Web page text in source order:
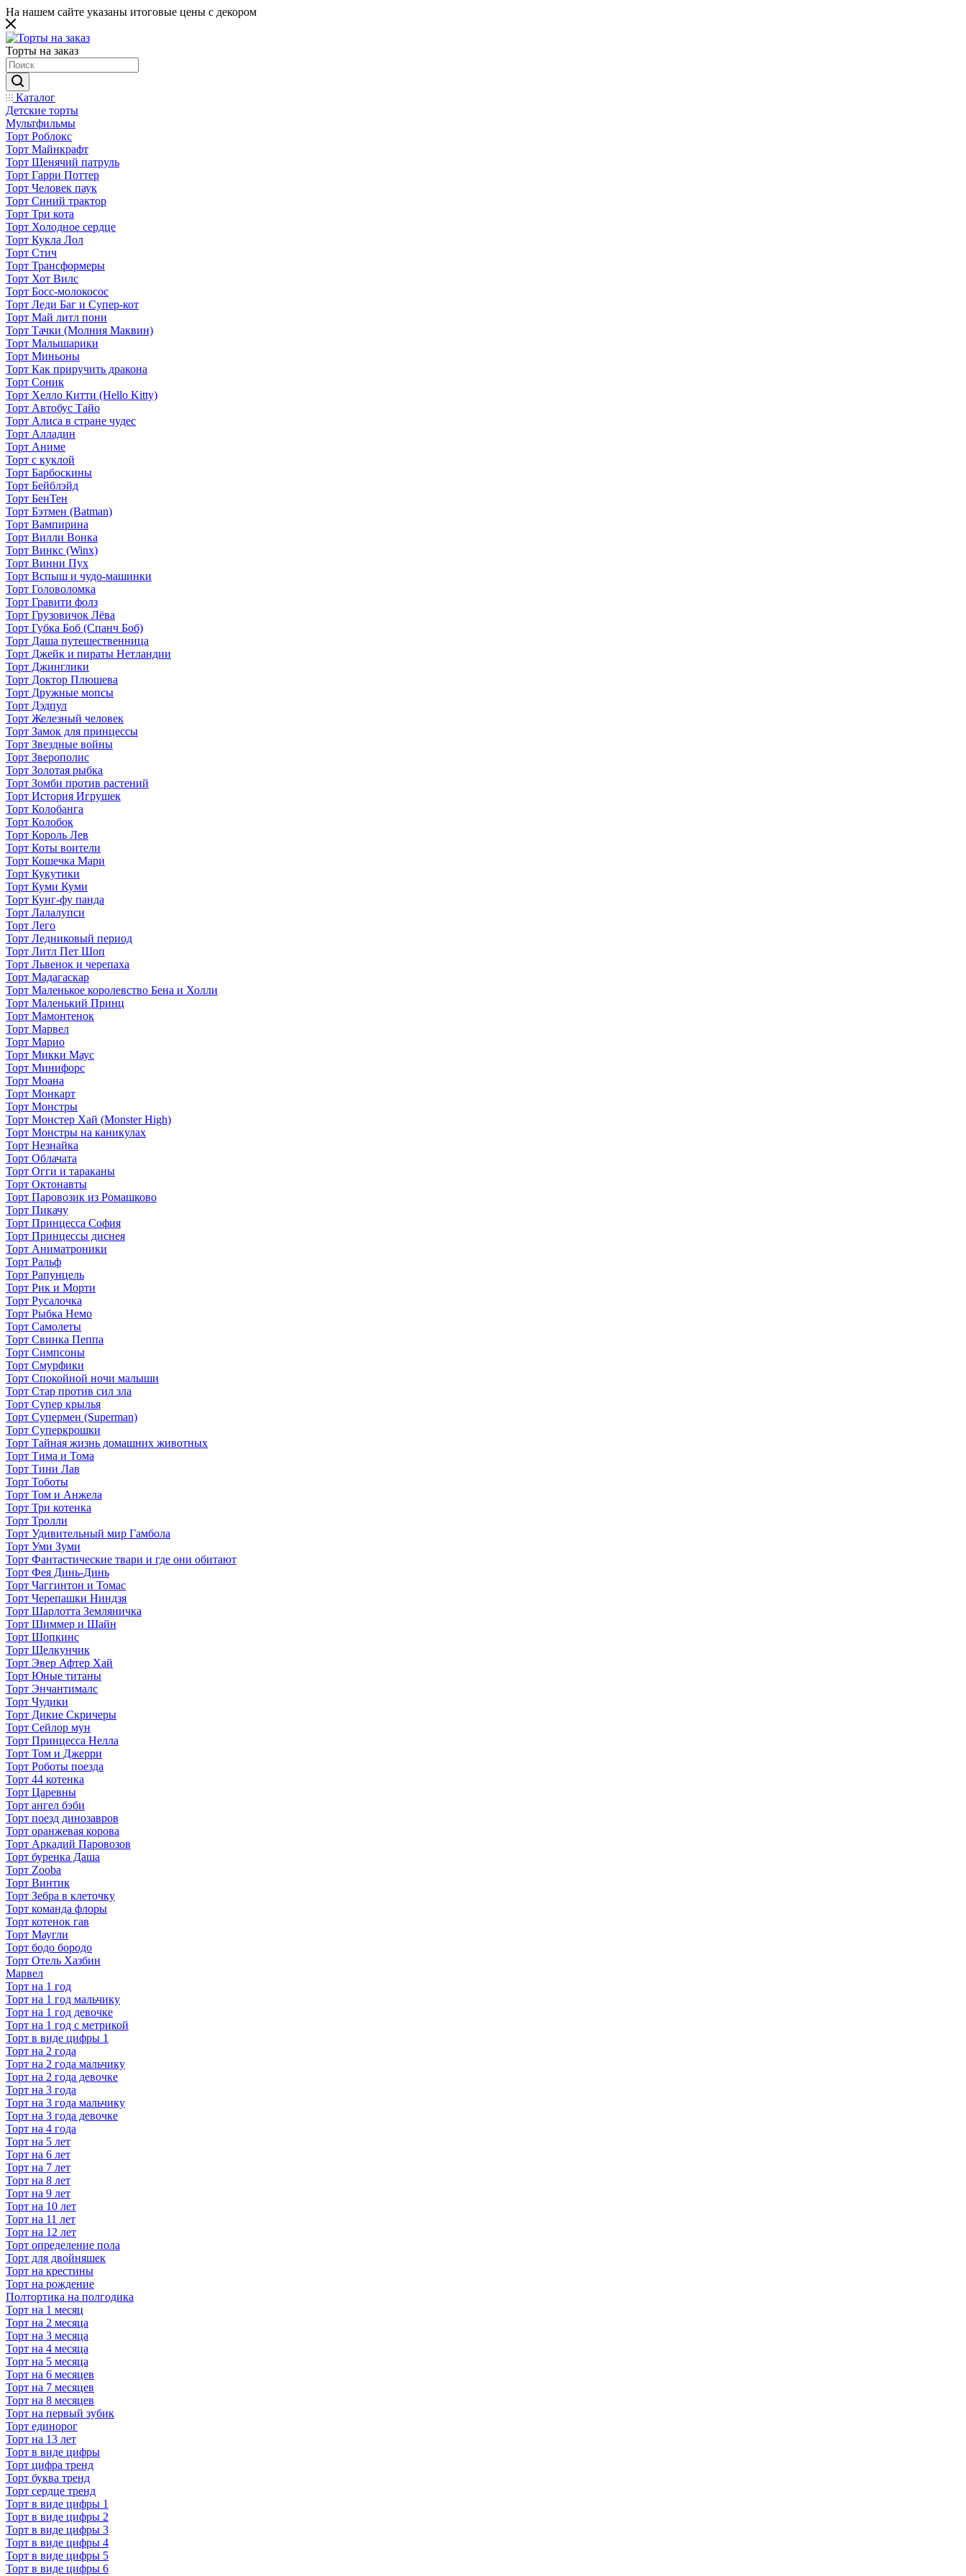
На нашем сайте указаны итоговые цены с декором
Торты на заказ
Каталог
Детские торты
Мультфильмы
Торт Роблокс
Торт Майнкрафт
Торт Щенячий патруль
Торт Гарри Поттер
Торт Человек паук
Торт Синий трактор
Торт Три кота
Торт Холодное сердце
Торт Кукла Лол
Торт Стич
Торт Трансформеры
Торт Хот Вилс
Торт Босс-молокосос
Торт Леди Баг и Супер-кот
Торт Май литл пони
Торт Тачки (Молния Маквин)
Торт Малышарики
Торт Миньоны
Торт Как приручить дракона
Торт Соник
Торт Хелло Китти (Hello Kitty)
Торт Автобус Тайо
Торт Алиса в стране чудес
Торт Алладин
Торт Аниме
Торт с куклой
Торт Барбоскины
Торт Бейблэйд
Торт БенТен
Торт Бэтмен (Batman)
Торт Вампирина
Торт Вилли Вонка
Торт Винкс (Winx)
Торт Винни Пух
Торт Вспыш и чудо-машинки
Торт Головоломка
Торт Гравити фолз
Торт Грузовичок Лёва
Торт Губка Боб (Спанч Боб)
Торт Даша путешественница
Торт Джейк и пираты Нетландии
Торт Джинглики
Торт Доктор Плюшева
Торт Дружные мопсы
Торт Дэдпул
Торт Железный человек
Торт Замок для принцессы
Торт Звездные войны
Торт Зверополис
Торт Золотая рыбка
Торт Зомби против растений
Торт История Игрушек
Торт Колобанга
Торт Колобок
Торт Король Лев
Торт Коты воители
Торт Кошечка Мари
Торт Кукутики
Торт Куми Куми
Торт Кунг-фу панда
Торт Лалалупси
Торт Лего
Торт Ледниковый период
Торт Литл Пет Шоп
Торт Львенок и черепаха
Торт Мадагаскар
Торт Маленькое королевство Бена и Холли
Торт Маленький Принц
Торт Мамонтенок
Торт Марвел
Торт Марио
Торт Микки Маус
Торт Минифорс
Торт Моана
Торт Монкарт
Торт Монстры
Торт Монстер Хай (Monster High)
Торт Монстры на каникулах
Торт Незнайка
Торт Облачата
Торт Огги и тараканы
Торт Октонавты
Торт Паровозик из Ромашково
Торт Пикачу
Торт Принцесса София
Торт Принцессы диснея
Торт Аниматроники
Торт Ральф
Торт Рапунцель
Торт Рик и Морти
Торт Русалочка
Торт Рыбка Немо
Торт Самолеты
Торт Свинка Пеппа
Торт Симпсоны
Торт Смурфики
Торт Спокойной ночи малыши
Торт Стар против сил зла
Торт Супер крылья
Торт Супермен (Superman)
Торт Суперкрошки
Торт Тайная жизнь домашних животных
Торт Тима и Тома
Торт Тини Лав
Торт Тоботы
Торт Том и Анжела
Торт Три котенка
Торт Тролли
Торт Удивительный мир Гамбола
Торт Уми Зуми
Торт Фантастические твари и где они обитают
Торт Фея Динь-Динь
Торт Чаггинтон и Томас
Торт Черепашки Ниндзя
Торт Шарлотта Земляничка
Торт Шиммер и Шайн
Торт Шопкинс
Торт Щелкунчик
Торт Эвер Афтер Хай
Торт Юные титаны
Торт Энчантималс
Торт Чудики
Торт Дикие Скричеры
Торт Сейлор мун
Торт Принцесса Нелла
Торт Том и Джерри
Торт Роботы поезда
Торт 44 котенка
Торт Царевны
Торт ангел бэби
Торт поезд динозавров
Торт оранжевая корова
Торт Аркадий Паровозов
Торт буренка Даша
Торт Zooba
Торт Винтик
Торт Зебра в клеточку
Торт команда флоры
Торт котенок гав
Торт Маугли
Торт бодо бородо
Торт Отель Хазбин
Марвел
Торт на 1 год
Торт на 1 год мальчику
Торт на 1 год девочке
Торт на 1 год с метрикой
Торт в виде цифры 1
Торт на 2 года
Торт на 2 года мальчику
Торт на 2 года девочке
Торт на 3 года
Торт на 3 года мальчику
Торт на 3 года девочке
Торт на 4 года
Торт на 5 лет
Торт на 6 лет
Торт на 7 лет
Торт на 8 лет
Торт на 9 лет
Торт на 10 лет
Торт на 11 лет
Торт на 12 лет
Торт определение пола
Торт для двойняшек
Торт на крестины
Торт на рождение
Полтортика на полгодика
Торт на 1 месяц
Торт на 2 месяца
Торт на 3 месяца
Торт на 4 месяца
Торт на 5 месяца
Торт на 6 месяцев
Торт на 7 месяцев
Торт на 8 месяцев
Торт на первый зубик
Торт единорог
Торт на 13 лет
Торт в виде цифры
Торт цифра тренд
Торт буква тренд
Торт сердце тренд
Торт в виде цифры 1
Торт в виде цифры 2
Торт в виде цифры 3
Торт в виде цифры 4
Торт в виде цифры 5
Торт в виде цифры 6